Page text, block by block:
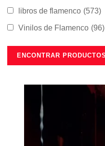
libros de flamenco (573)
Vinilos de Flamenco (96)